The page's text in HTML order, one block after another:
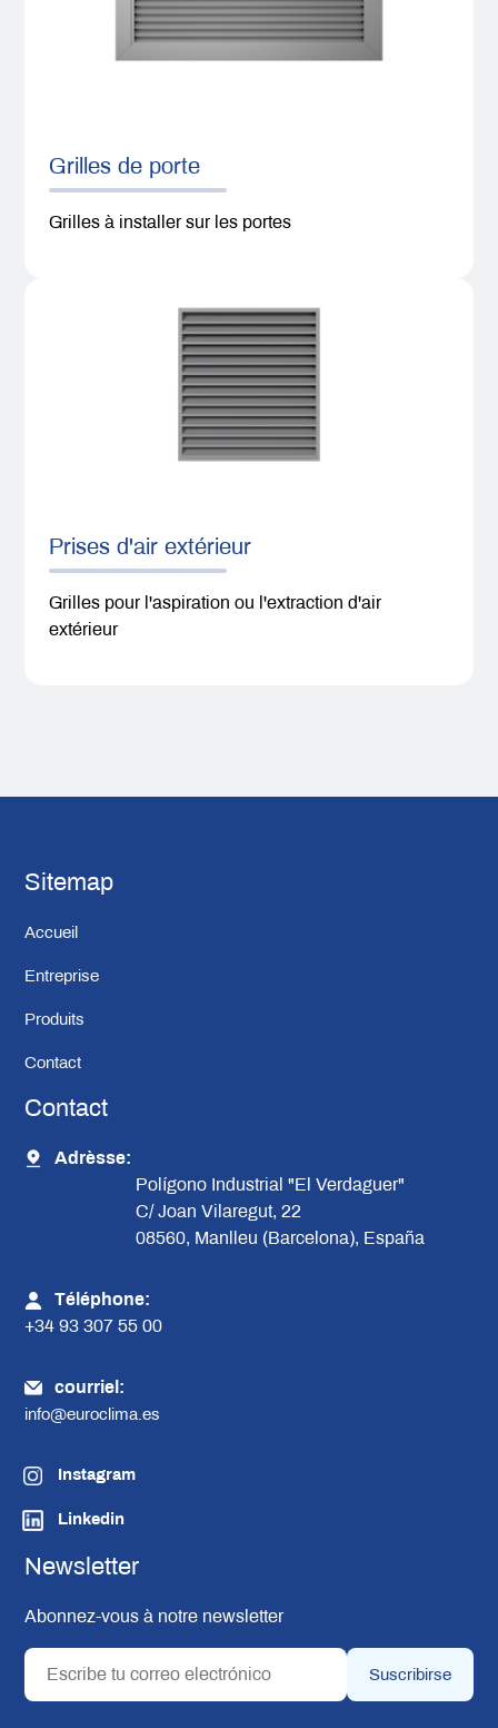
Grilles de porte
Grilles à installer sur les portes
Prises d'air extérieur
Grilles pour l'aspiration ou l'extraction d'air
extérieur
Sitemap
Accueil
Entreprise
Produits
Contact
Contact
Adrèsse:
Polígono Industrial "El Verdaguer"
C/ Joan Vilaregut, 22
08560, Manlleu (Barcelona), España
Téléphone:
+34 93 307 55 00
courriel:
info@euroclima.es
Instagram
Linkedin
Newsletter
Abonnez-vous à notre newsletter